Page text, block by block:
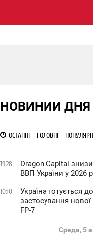
НОВИНИИ ДНЯ
ОСТАННІ ГОЛОВНІ ПОПУЛЯРНІ
19:28
Dragon Capital
ВВП України у 2026
10:10
Україна готується
застосування нової
FP-7
Среда, 5